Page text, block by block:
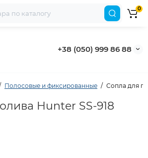
+38 (050) 999 86 88
0
Полосовые и фиксированные Cопла для
Hunter SS-918